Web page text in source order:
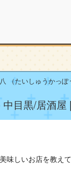
（たいしゅうかっ
目黒/居酒
味しいお店を教え